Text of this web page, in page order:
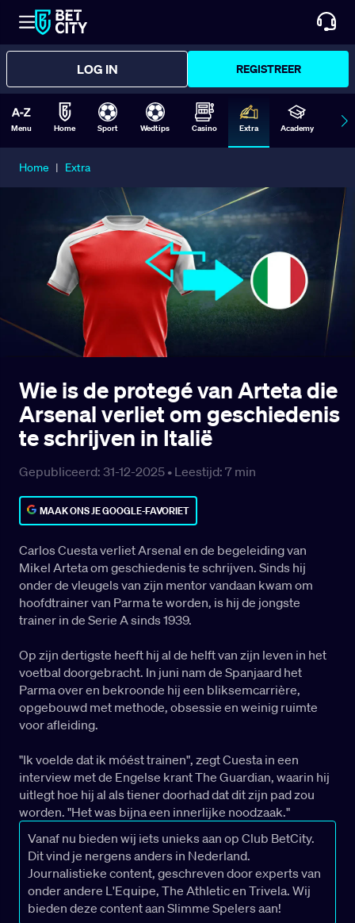
LOG IN REGISTREER
Menu Home Sport Wedtips Casino Extra Academy
Home | Extra
Wie is de protegé van Arteta die
Arsenal verliet om geschiedenis
te schrijven in Italië
Gepubliceerd: 31-12-2025 • Leestijd: 7 min
MAAK ONS JE GOOGLE-FAVORIET
Carlos Cuesta verliet Arsenal en de begeleiding van
Mikel Arteta om geschiedenis te schrijven. Sinds hij
onder de vleugels van zijn mentor vandaan kwam om
hoofdtrainer van Parma te worden, is hij de jongste
trainer in de Serie A sinds 1939.
Op zijn dertigste heeft hij al de helft van zijn leven in het
voetbal doorgebracht. In juni nam de Spanjaard het
Parma over en bekroonde hij een bliksemcarrière,
opgebouwd met methode, obsessie en weinig ruimte
voor afleiding.
"Ik voelde dat ik móést trainen", zegt Cuesta in een
interview met de Engelse krant The Guardian, waarin hij
uitlegt hoe hij al als tiener doorhad dat dit zijn pad zou
worden. "Het was bijna een innerlijke noodzaak."
Vanaf nu bieden wij iets unieks aan op Club BetCity.
Dit vind je nergens anders in Nederland.
Journalistieke content, geschreven door experts van
onder andere L'Equipe, The Athletic en Trivela. Wij
bieden deze content aan Slimme Spelers aan!